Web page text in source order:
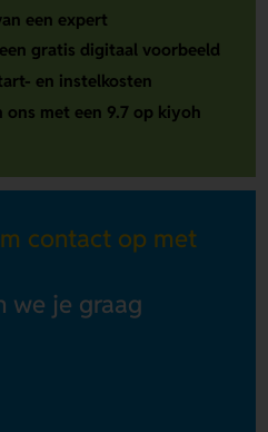
een expert
gratis digitaal voorbeeld
en instelkosten
met een 9.7 op kiyoh
contact op met
we je graag